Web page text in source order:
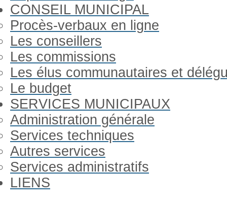
CONSEIL MUNICIPAL
Procès-verbaux en ligne
Les conseillers
Les commissions
Les élus communautaires et
Le budget
SERVICES MUNICIPAUX
Administration générale
Services techniques
Autres services
Services administratifs
LIENS